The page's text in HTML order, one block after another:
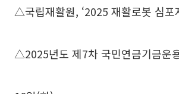
△국립재활원, ‘2025 재활로봇 심포
△2025년도 제7차 국민연금기금운